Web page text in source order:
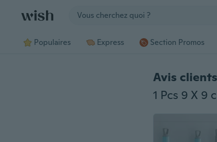
Populaires Express Section Promos
Avis clients